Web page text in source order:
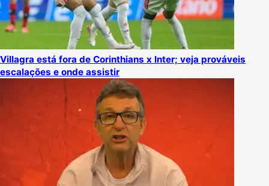
Villagra está fora de Corinthians x Inter; veja prováveis
escalações e onde assistir